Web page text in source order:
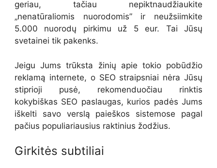
geriau, tačiau nepiktnaudžiaukite
„nenatūraliomis nuorodomis” ir neužsiimkite
5.000 nuorodų pirkimu už 5 eur. Tai Jūsų
svetainei tik pakenks.
Jeigu Jums trūksta žinių apie tokio pobūdžio
reklamą internete, o SEO straipsniai nėra Jūsų
stiprioji pusė, rekomenduočiau rinktis
kokybiškas SEO paslaugas, kurios padės Jums
iškelti savo verslą paieškos sistemose pagal
pačius populiariausius raktinius žodžius.
Girkitės subtiliai